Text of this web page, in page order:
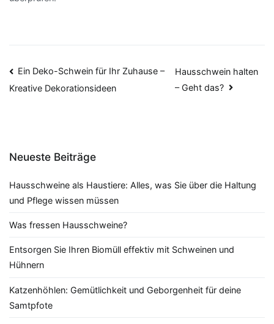
Beitragsnavigation
Ein Deko-Schwein für Ihr Zuhause –
Kreative Dekorationsideen
Hausschwein halten
– Geht das?
Neueste Beiträge
Hausschweine als Haustiere: Alles, was Sie über die Haltung
und Pflege wissen müssen
Was fressen Hausschweine?
Entsorgen Sie Ihren Biomüll effektiv mit Schweinen und
Hühnern
Katzenhöhlen: Gemütlichkeit und Geborgenheit für deine
Samtpfote